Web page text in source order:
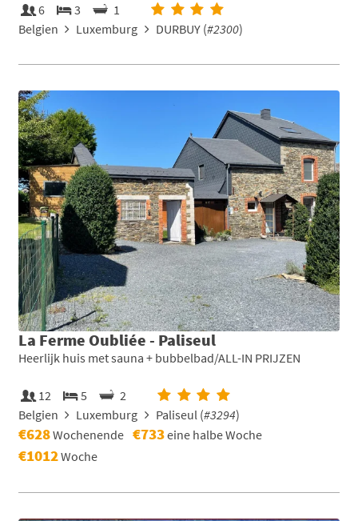
6 3
1
Belgien
Luxemburg DURBUY (#2300)
La Ferme Oubliée - Paliseul
Heerlijk huis met sauna + bubbelbad/ALL-IN PRIJZEN
12 5
2
Belgien
Luxemburg Paliseul (#3294)
€628Wochenende €733eine halbe Woche
€1012Woche